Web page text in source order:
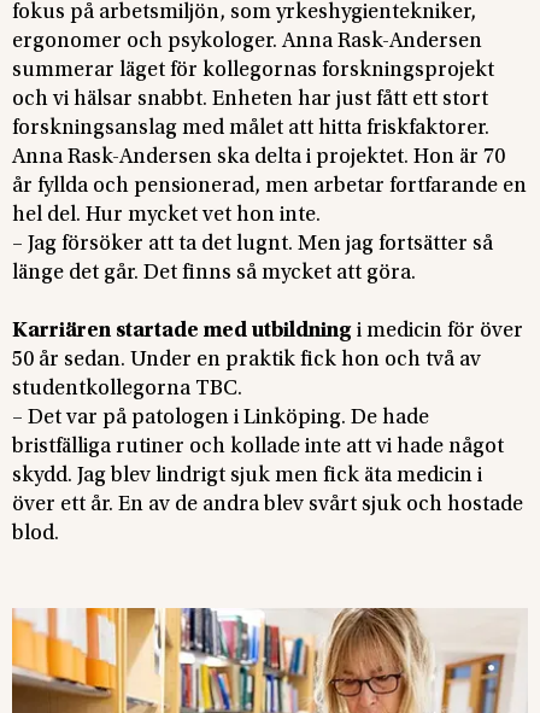
fokus på arbetsmiljön, som yrkeshygientekniker,
ergonomer och psykologer. Anna Rask-Andersen
summerar läget för kollegornas forskningsprojekt
och vi hälsar snabbt. Enheten har just fått ett stort
forskningsanslag med målet att hitta friskfaktorer.
Anna Rask-Andersen ska delta i projektet. Hon är 70
år fyllda och pensionerad, men arbetar fortfarande en
hel del. Hur mycket vet hon inte.
– Jag försöker att ta det lugnt. Men jag fortsätter så
länge det går. Det finns så mycket att göra.
Karriären startade med utbildning i medicin för över
50 år sedan. Under en praktik fick hon och två av
studentkollegorna TBC.
– Det var på patologen i Linköping. De hade
bristfälliga rutiner och kollade inte att vi hade något
skydd. Jag blev lindrigt sjuk men fick äta medicin i
över ett år. En av de andra blev svårt sjuk och hostade
blod.